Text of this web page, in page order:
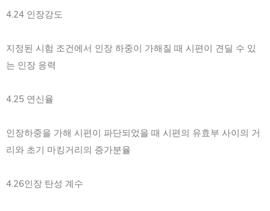
4.24 인장강도
지정된 시험 조건에서 인장 하중이 가해질 때 시편이 견딜 수 있
는 인장 응력
4.25 연신율
인장하중을 가해 시편이 파단되었을 때 시편의 유효부 사이의 거
리와 초기 마킹거리의 증가분율
4.26인장 탄성 계수